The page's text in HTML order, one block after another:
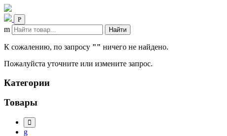
Найти
К сожалению, по запросу "" ничего не найдено.
Пожалуйста уточните или измените запрос.
Категории
Товары